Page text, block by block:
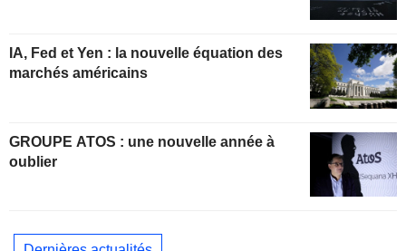
IA, Fed et Yen : la nouvelle équation des
marchés américains
GROUPE ATOS : une nouvelle année à
oublier